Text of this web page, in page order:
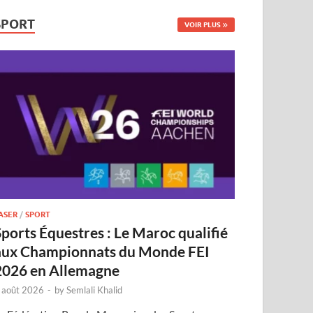
VOIR PLUS
/SPORT
Équestres : Le Maroc qualifié
Championnats du Monde FEI
en Allemagne
2026 - bySemlali Khalid